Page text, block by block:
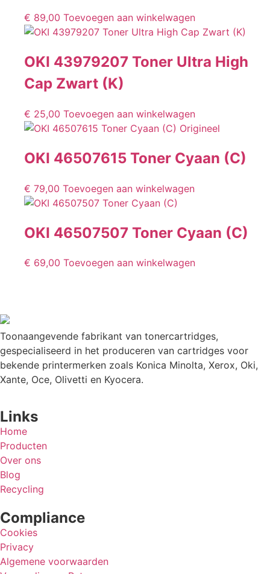
€ 89,00 Toevoegen aan winkelwagen
OKI 43979207 Toner Ultra High
Cap Zwart (K)
€ 25,00 Toevoegen aan winkelwagen
OKI 46507615 Toner Cyaan (C)
€ 79,00 Toevoegen aan winkelwagen
OKI 46507507 Toner Cyaan (C)
€ 69,00 Toevoegen aan winkelwagen
Toonaangevende fabrikant van tonercartridges,
gespecialiseerd in het produceren van cartridges voor
bekende printermerken zoals Konica Minolta, Xerox, Oki,
Xante, Oce, Olivetti en Kyocera.
Links
Home
Producten
Over ons
Blog
Recycling
Compliance
Cookies
Privacy
Algemene voorwaarden